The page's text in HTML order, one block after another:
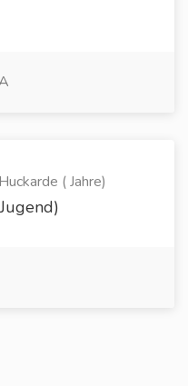
( Jahre)